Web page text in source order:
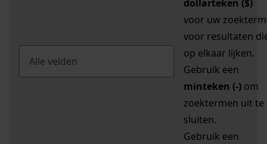
dollarteken ($)
voor uw zoekterm
voor resultaten
op elkaar lijken.
Gebruik een
minteken (-) om
zoektermen uit te
sluiten.
Gebruik een